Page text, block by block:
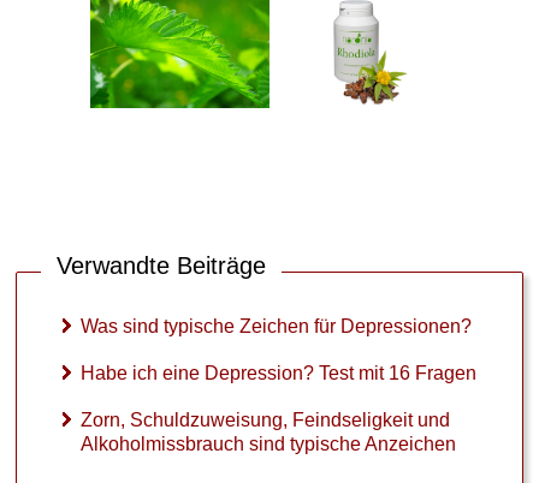
Verwandte Beiträge
Was sind typische Zeichen für Depressionen?
Habe ich eine Depression? Test mit 16 Fragen
Zorn, Schuldzuweisung, Feindseligkeit und
Alkoholmissbrauch sind typische Anzeichen